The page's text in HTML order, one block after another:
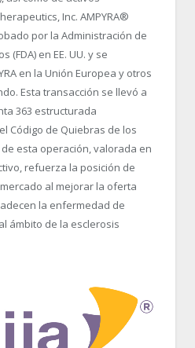
Inc. AMPYRA®
por la Administración de
(FDA) en EE. UU. y se
en la Unión Europea y otros
Esta transacción se llevó a
363 estructurada
Código de Quiebras de los
esta operación, valorada en
refuerza la posición de
al mejorar la oferta
la enfermedad de
ámbito de la esclerosis